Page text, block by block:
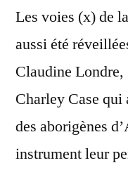
Les voies (x) de
aussi été
Claudine
Charley Case
des aborigènes
instrument leur